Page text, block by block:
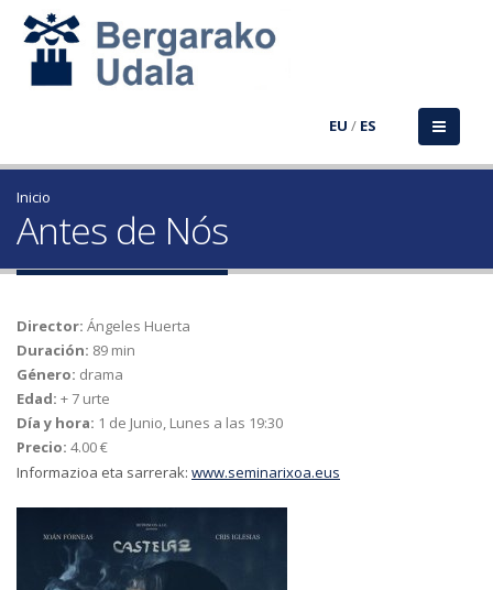
EU / ES
Inicio
Antes de Nós
Director: Ángeles Huerta
Duración: 89 min
Género: drama
Edad: + 7 urte
Día y hora: 1 de Junio, Lunes a las 19:30
Precio: 4.00 €
Informazioa eta sarrerak: www.seminarixoa.eus